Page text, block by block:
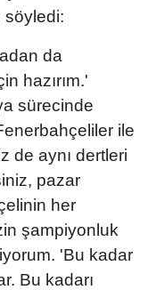
söyledi:
da
hazırım.'
sürecinde
ile
de aynı dertleri
pazar
her
şampiyonluk
'Bu kadar
Bu kadarı